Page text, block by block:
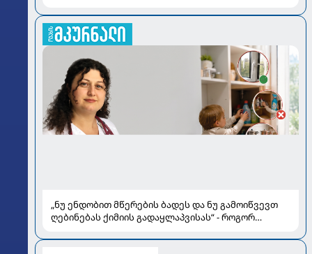
„ნუ ენდობით მწერების ბადეს და ნუ გამოიწვევთ
ღებინებას ქიმიის გადაყლაპვისას“ - როგორ
სალომე ახვლედიანის რჩევები